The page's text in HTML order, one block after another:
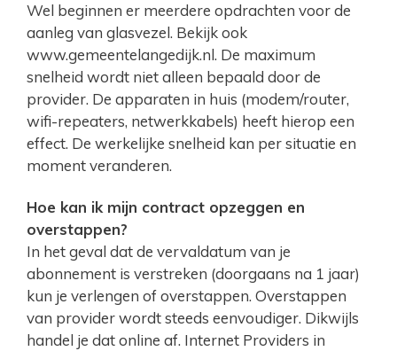
Wel beginnen er meerdere opdrachten voor de
aanleg van glasvezel. Bekijk ook
www.gemeentelangedijk.nl. De maximum
snelheid wordt niet alleen bepaald door de
provider. De apparaten in huis (modem/router,
wifi-repeaters, netwerkkabels) heeft hierop een
effect. De werkelijke snelheid kan per situatie en
moment veranderen.
Hoe kan ik mijn contract opzeggen en
overstappen?
In het geval dat de vervaldatum van je
abonnement is verstreken (doorgaans na 1 jaar)
kun je verlengen of overstappen. Overstappen
van provider wordt steeds eenvoudiger. Dikwijls
handel je dat online af. Internet Providers in